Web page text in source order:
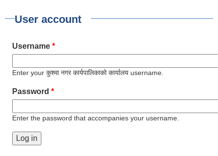
User account
Username *
Enter your कुश्मा नगर कार्यपालिकाको कार्यालय username.
Password *
Enter the password that accompanies your username.